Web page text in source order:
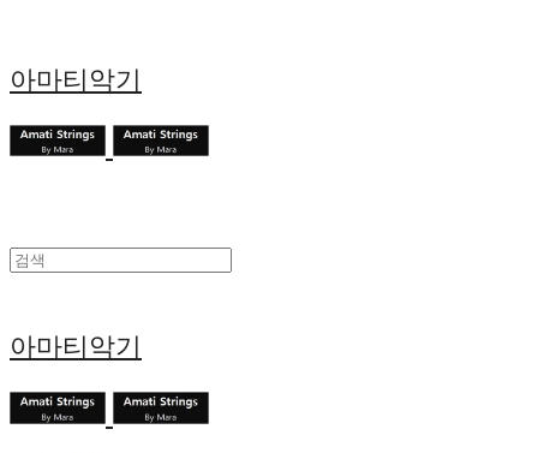
아마티악기
아마티악기